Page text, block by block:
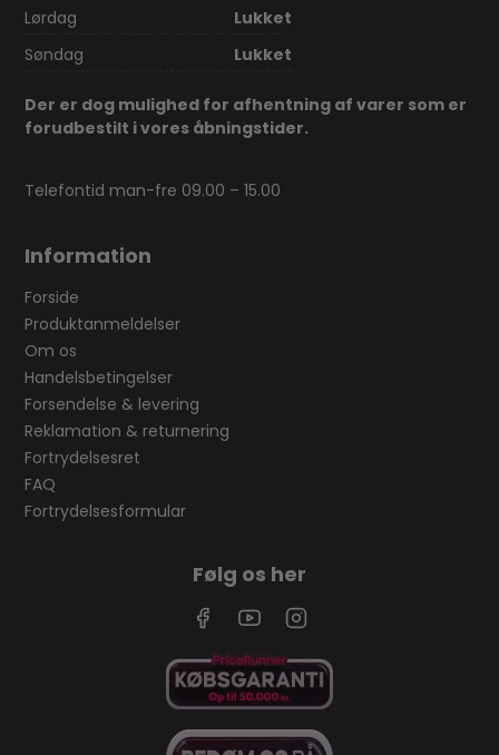
Lørdag
Lukket
Søndag
Lukket
Der er dog mulighed for afhentning af varer som er
forudbestilt i vores åbningstider.
Telefontid man-fre 09.00 – 15.00
Information
Forside
Produktanmeldelser
Om os
Handelsbetingelser
Forsendelse & levering
Reklamation & returnering
Fortrydelsesret
FAQ
Fortrydelsesformular
Følg os her